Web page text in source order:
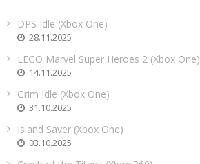
DPS Idle (Xbox One)
28.11.2025
LEGO Marvel Super Heroes 2 (Xbox One)
14.11.2025
Grim Idle (Xbox One)
31.10.2025
Island Saver (Xbox One)
03.10.2025